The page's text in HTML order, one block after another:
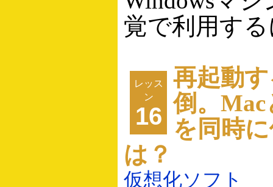
覚で利用す
レッス
ン
16
再起動
倒。Mac
を同時
は？
仮想化ソフト